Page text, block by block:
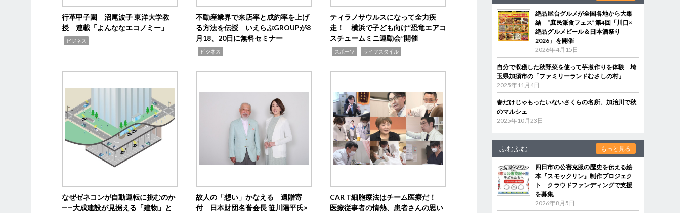
行革甲子園 沼尾波子 東洋大学教
授 連載「よんななエコノミー」
ビジネス
不動産業界で来店率と成約率を上げ
る方法を伝授 いえらぶGROUPが8
月18、20日に無料セミナー
ビジネス
ティラノサウルスになって全力疾
走！ 横浜で子ども向け“恐竜エアコ
スチュームミニ運動会”開催
スポーツ ライフスタイル
なぜゼネコンが自動運転に挑むのか
――大成建設が見据える「建物」と
故人の「想い」かなえる 遺贈寄
付 日本財団名誉会長 笹川陽平氏×
CAR T細胞療法はチーム医療だ！
医療従事者の情熱、患者さんの思い
絶品屋台グルメが全国各地から大集
結 “庶民派食フェス”第4回「川口×
絶品グルメビール＆日本酒祭り
2026」を開催
2026年4月15日
自分で収穫した秋野菜を使って芋煮作りを体験 埼
玉県加須市の「ファミリーランドむさしの村」
2025年11月4日
春だけじゃもったいないさくらの名所、加治川で秋
のマルシェ
2025年10月23日
ふむふむ もっと見る
四日市の公害克服の歴史を伝える絵
本『スモックリン』制作プロジェク
ト クラウドファンディングで支援
を募集
2026年8月5日